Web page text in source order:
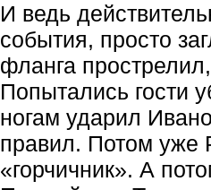
И ведь
события, просто
фланга
Попытались гости
ногам ударил
правил. Потом уже
«горчичник». А